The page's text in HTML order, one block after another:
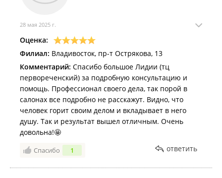
28 мая 2025 г.
Оценка:
Филиал: Владивосток, пр-т Острякова, 13
Комментарий: Спасибо большое Лидии (тц
первореченский) за подробную консультацию и
помощь. Профессионал своего дела, так порой в
салонах все подробно не расскажут. Видно, что
человек горит своим делом и вкладывает в него
душу. Так и результат вышел отличным. Очень
довольна!🤩
Спасибо 1 ответить